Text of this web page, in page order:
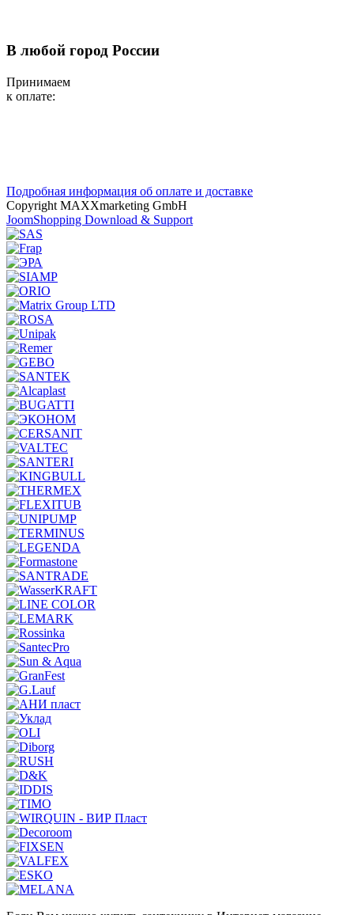
В любой город России
Принимаем
к оплате:
Подробная информация об оплате и доставке
Copyright MAXXmarketing GmbH
JoomShopping Download & Support